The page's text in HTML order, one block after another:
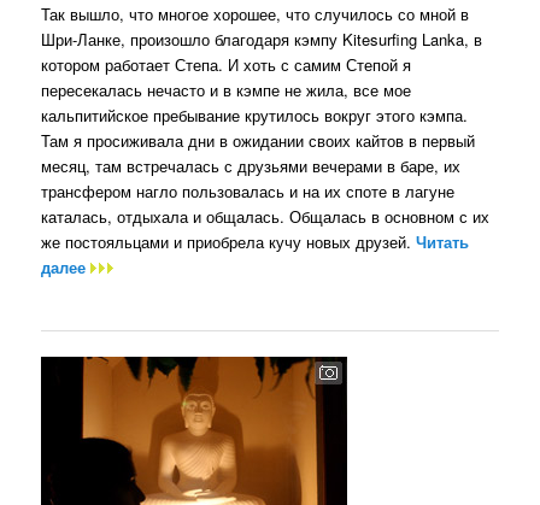
Так вышло, что многое хорошее, что случилось со мной в
Шри-Ланке, произошло благодаря кэмпу Kitesurfing Lanka, в
котором работает Степа. И хоть с самим Степой я
пересекалась нечасто и в кэмпе не жила, все мое
кальпитийское пребывание крутилось вокруг этого кэмпа.
Там я просиживала дни в ожидании своих кайтов в первый
месяц, там встречалась с друзьями вечерами в баре, их
трансфером нагло пользовалась и на их споте в лагуне
каталась, отдыхала и общалась. Общалась в основном с их
же постояльцами и приобрела кучу новых друзей.Читать
далее